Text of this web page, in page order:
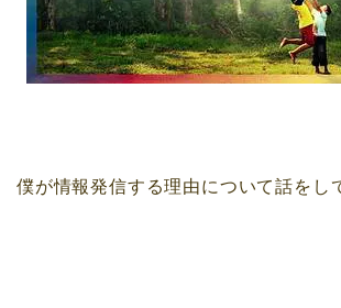
僕が情報発信する理由について話をし